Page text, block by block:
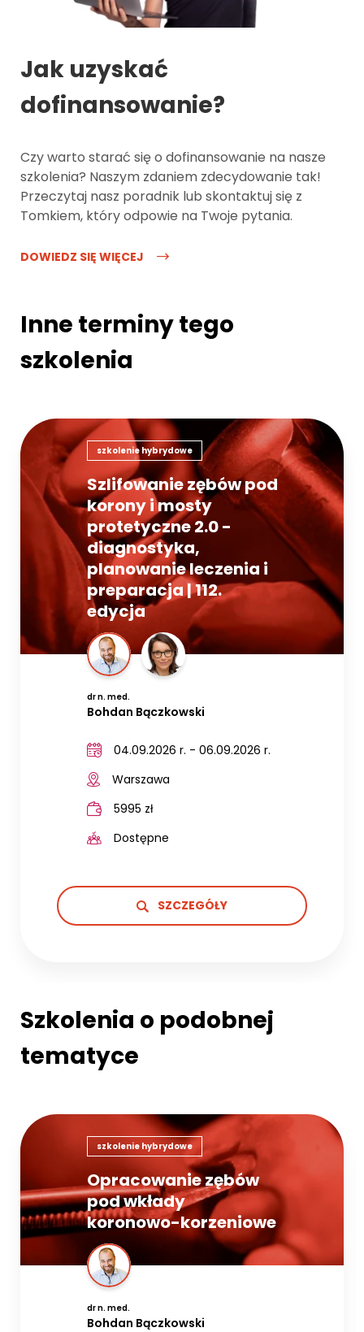
Jak uzyskać
dofinansowanie?
Czy warto starać się o dofinansowanie na nasze
szkolenia? Naszym zdaniem zdecydowanie tak!
Przeczytaj nasz poradnik lub skontaktuj się z
Tomkiem, który odpowie na Twoje pytania.
DOWIEDZ SIĘ WIĘCEJ
Inne terminy tego
szkolenia
szkolenie hybrydowe
Szlifowanie zębów pod
korony i mosty
protetyczne 2.0 -
diagnostyka,
planowanie leczenia i
preparacja | 112.
edycja
dr n. med.
Bohdan Bączkowski
04.09.2026 r. - 06.09.2026 r.
Warszawa
5995 zł
Dostępne
SZCZEGÓŁY
Szkolenia o podobnej
tematyce
szkolenie hybrydowe
Opracowanie zębów
pod wkłady
koronowo-korzeniowe
dr n. med.
Bohdan Bączkowski